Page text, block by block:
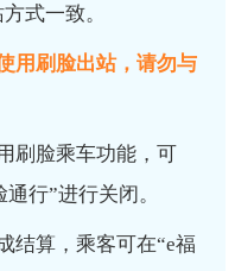
式一致。
用刷脸出站，请勿与
刷脸乘车功能，可
行”进行关闭。
结算，乘客可在“e福